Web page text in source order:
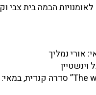
לאומנויות הבמה בית
אורי נמליך